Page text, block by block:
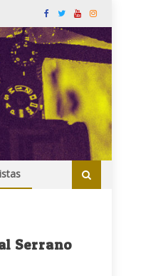
Serrano